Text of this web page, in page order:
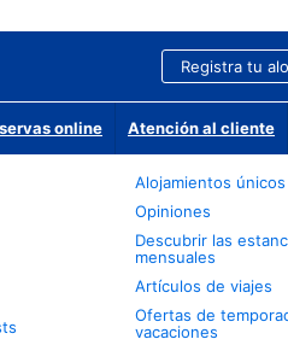
Registra tu
online Atención al cliente
Alojamientos únicos
Opiniones
Descubrir las
mensuales
Artículos de viajes
Ofertas de
vacaciones